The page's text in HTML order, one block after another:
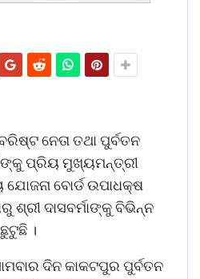
ନେତା ତଥା ପୁର୍ବତନ
ପ୍ରିୟ ମୁଖ୍ୟମନ୍ତ୍ରୀ
ଯୋଜନା ବୋର୍ଡ ଉପାଧକ୍ଷ
ଶ୍ରୀ ଦାସବର୍ମାଙ୍କୁ ବିଭିନ୍ନ
।
ଦିନ କାକଟପୁର ପୁର୍ବତନ